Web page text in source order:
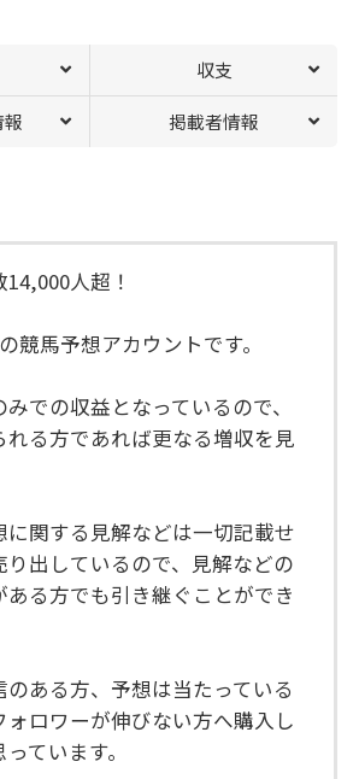
収支
掲載者情報
人超！
競馬予想アカウントです。
での収益となっているので、
れる方であれば更なる増収を見
に関する見解などは一切記載せ
り出しているので、見解などの
る方でも引き継ぐことができ
ある方、予想は当たっている
ォロワーが伸びない方へ購入し
ています。